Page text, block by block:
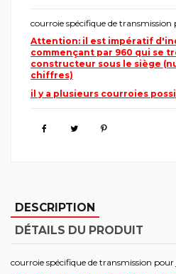
courroie spécifique de transmission
Attention: il est impératif
commençant par 960 qui se
constructeur sous le siège
chiffres)
il y a plusieurs courroies
DESCRIPTION
DÉTAILS DU PRODUIT
courroie spécifique de transmission pour